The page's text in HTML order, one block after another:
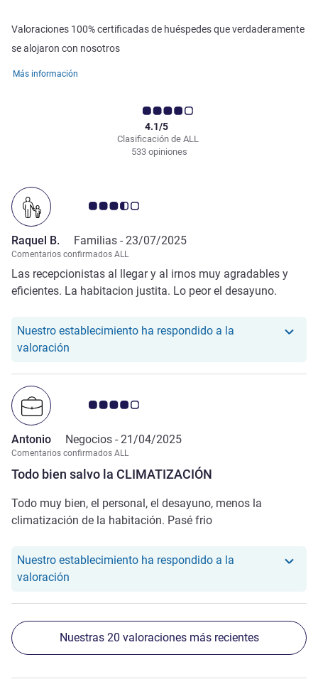
Valoraciones 100% certificadas de huéspedes que verdaderamente
se alojaron con nosotros
Más información
Clasificación de ALL
4.1/5
533 opiniones
Nota de clientes de Avis 3.5/5
Raquel B. Familias - 23/07/2025
Comentarios confirmados ALL
Las recepcionistas al llegar y al irnos muy agradables y
eficientes. La habitacion justita. Lo peor el desayuno.
Nuestro establecimiento ha respondido a la
valoración
Todo bien salvo la CLIMATIZACIÓN
Nota de clientes de Avis 4.0/5
Antonio Negocios - 21/04/2025
Comentarios confirmados ALL
Todo muy bien, el personal, el desayuno, menos la
climatización de la habitación. Pasé frio
Nuestro establecimiento ha respondido a la
valoración
Nuestras 20 valoraciones más recientes